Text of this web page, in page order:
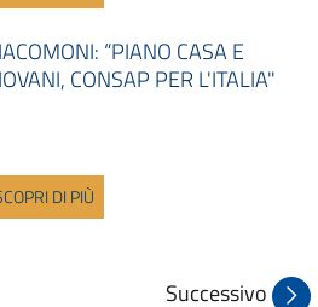
“PIANO CASA E
CONSAP PER L'ITALIA"
DI PIÙ
Successivo